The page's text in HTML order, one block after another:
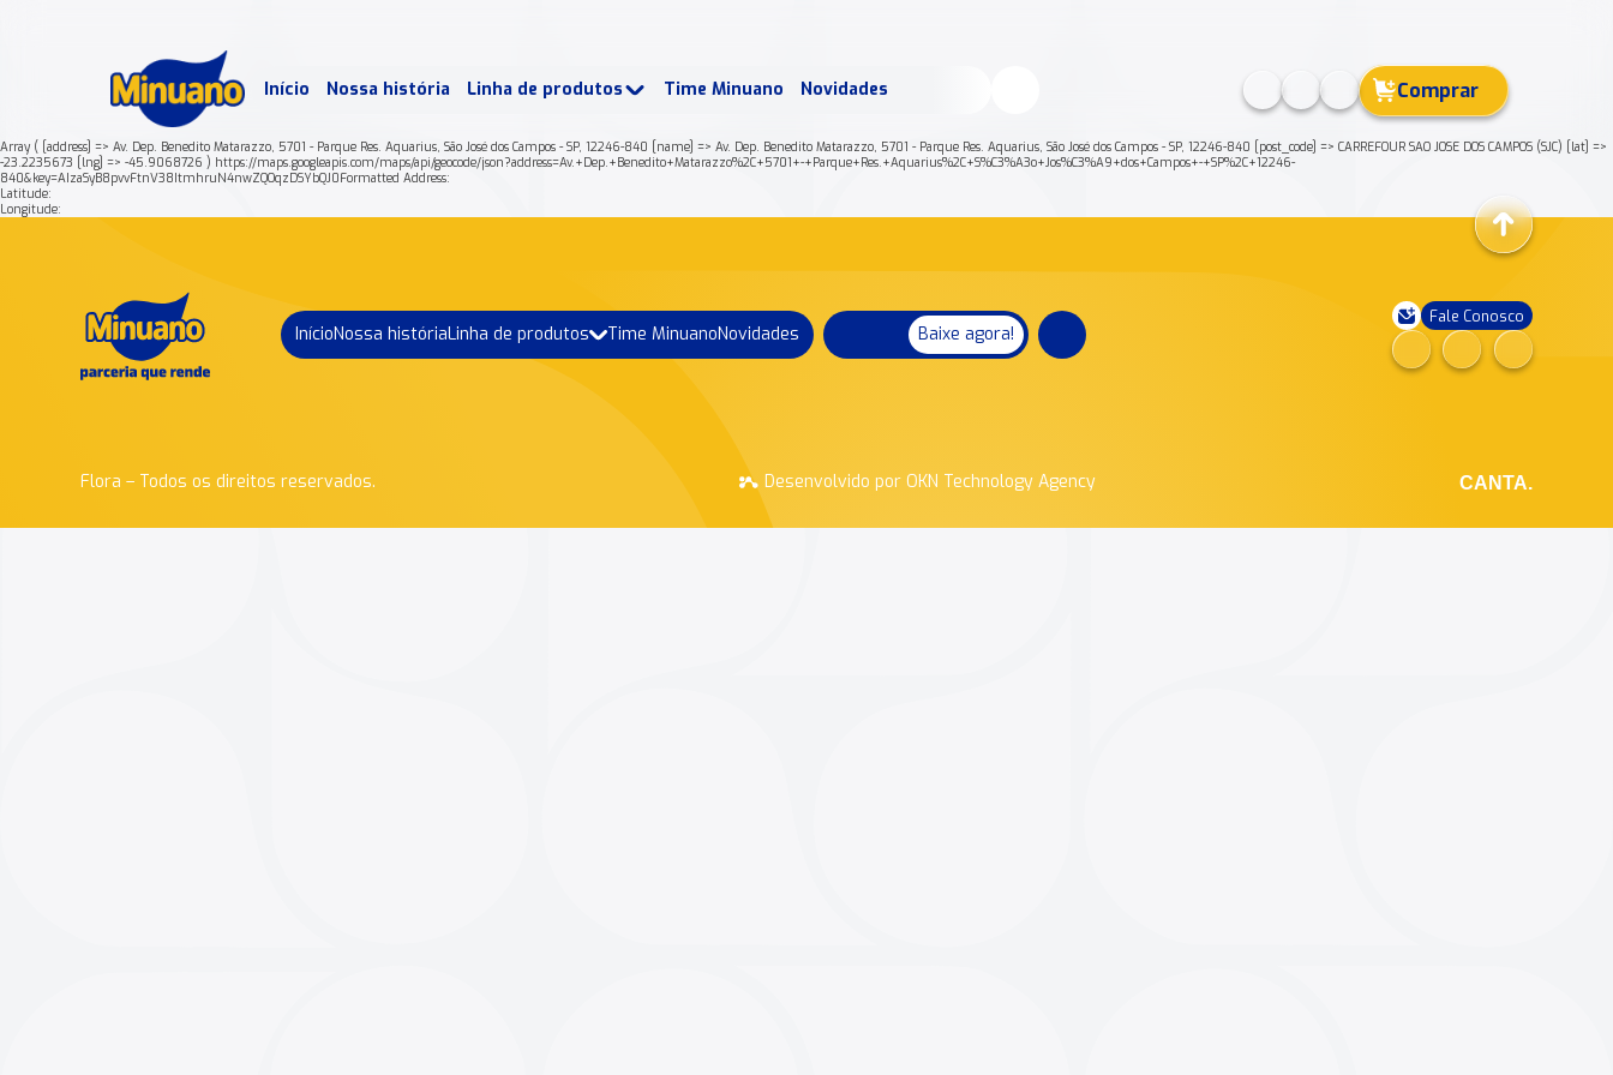
Início Nossa história Linha de produtos Time Minuano Novidades Comprar
Array ( [address] => Av. Dep. Benedito Matarazzo, 5701 - Parque Res. Aquarius, São José dos Campos - SP, 12246-840 [name] => Av. Dep. Benedito Matarazzo, 5701 - Parque Res. Aquarius, São José dos Campos - SP, 12246-840 [post_code] => CARREFOUR SAO JOSE DOS CAMPOS (SJC) [lat] =>
-23.2235673 [lng] => -45.9068726 ) https://maps.googleapis.com/maps/api/geocode/json?address=Av.+Dep.+Benedito+Matarazzo%2C+5701+-+Parque+Res.+Aquarius%2C+S%C3%A3o+Jos%C3%A9+dos+Campos+-+SP%2C+12246-
840&key=AIzaSyB8pvvFtnV38ItmhruN4nwZQOqzDSYbQJ0Formatted Address:
Latitude:
Longitude:
InícioNossa históriaLinha de produtos Time MinuanoNovidades Baixe agora!
Fale Conosco
Flora – Todos os direitos reservados. Desenvolvido por OKN Technology Agency CANTA.